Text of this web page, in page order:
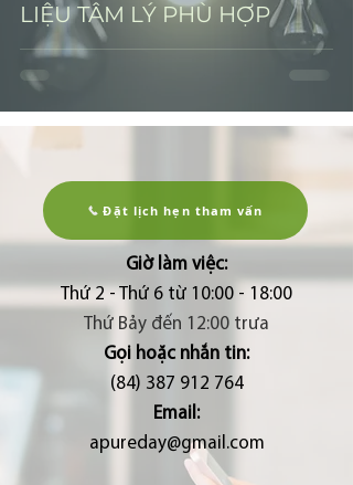
LIỆU TÂM LÝ PHÙ HỢP
Đặt lịch hẹn tham vấn
Giờ làm việc:
Thứ 2 - Thứ 6 từ 10:00 - 18:00
Thứ Bảy đến 12:00 trưa
Gọi hoặc nhắn tin:
(84) 387 912 764
Email:
apureday@gmail.com